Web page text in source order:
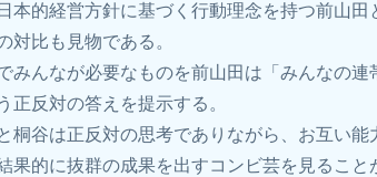
本的経営方針に基づく行動理念を持つ前山田
対比も見物である。
みんなが必要なものを前山田は「みんなの
正反対の答えを提示する。
桐谷は正反対の思考でありながら、お互い
果的に抜群の成果を出すコンビ芸を見ること